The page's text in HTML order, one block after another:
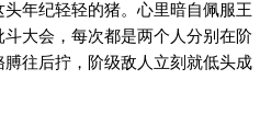
年纪轻轻的猪。心里暗自佩服王
大会，每次都是两个人分别在阶
往后拧，阶级敌人立刻就低头成